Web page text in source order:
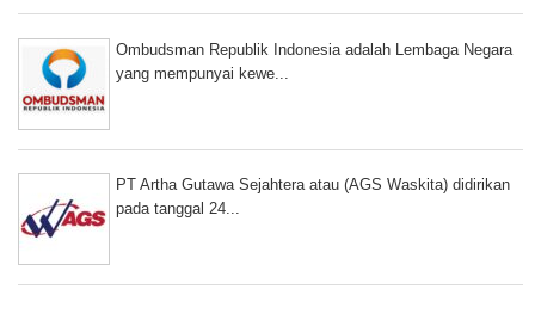
Ombudsman Republik Indonesia adalah Lembaga Negara
yang mempunyai kewe...
PT Artha Gutawa Sejahtera atau (AGS Waskita) didirikan
pada tanggal 24...